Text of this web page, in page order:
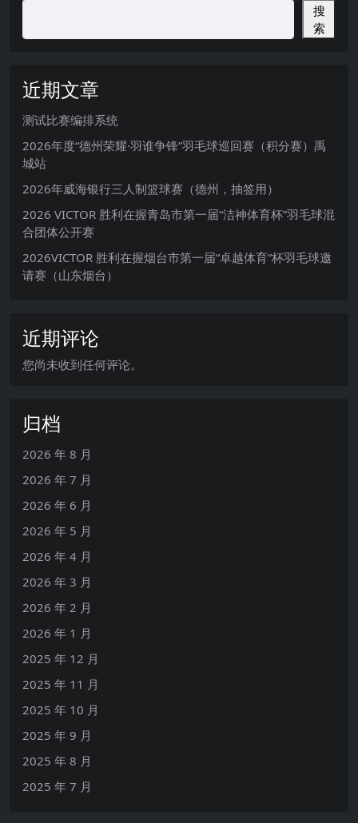
搜
索
近期文章
测试比赛编排系统
2026年度“德州荣耀·羽谁争锋”羽毛球巡回赛（积分赛）禹
城站
2026年威海银行三人制篮球赛（德州，抽签用）
2026 VICTOR 胜利在握青岛市第一届“洁神体育杯”羽毛球混
合团体公开赛
2026VICTOR 胜利在握烟台市第一届“卓越体育”杯羽毛球邀
请赛（山东烟台）
近期评论
您尚未收到任何评论。
归档
2026 年 8 月
2026 年 7 月
2026 年 6 月
2026 年 5 月
2026 年 4 月
2026 年 3 月
2026 年 2 月
2026 年 1 月
2025 年 12 月
2025 年 11 月
2025 年 10 月
2025 年 9 月
2025 年 8 月
2025 年 7 月